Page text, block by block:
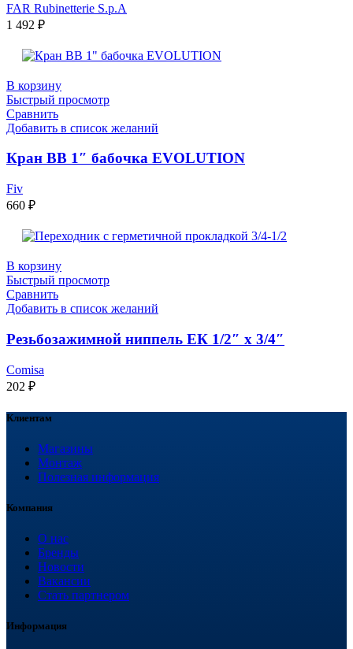
FAR Rubinetterie S.p.A
1 492 ₽
В корзину
Быстрый просмотр
Сравнить
Добавить в список желаний
Кран ВB 1″ бабочка EVOLUTION
Fiv
660 ₽
В корзину
Быстрый просмотр
Сравнить
Добавить в список желаний
Резьбозажимной ниппель ЕК 1/2″ x 3/4″
Comisa
202 ₽
Клиентам
Магазины
Монтаж
Полезная информация
Компания
О нас
Бренды
Новости
Вакансии
Стать партнером
Информация